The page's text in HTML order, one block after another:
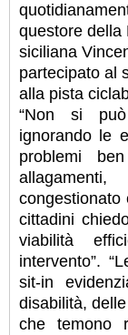
questore della
siciliana
partecipato al
alla pista
“Non si
ignorando le
problemi
cittadini
viabilità
intervento”.
sit-in
disabilità,
che temono